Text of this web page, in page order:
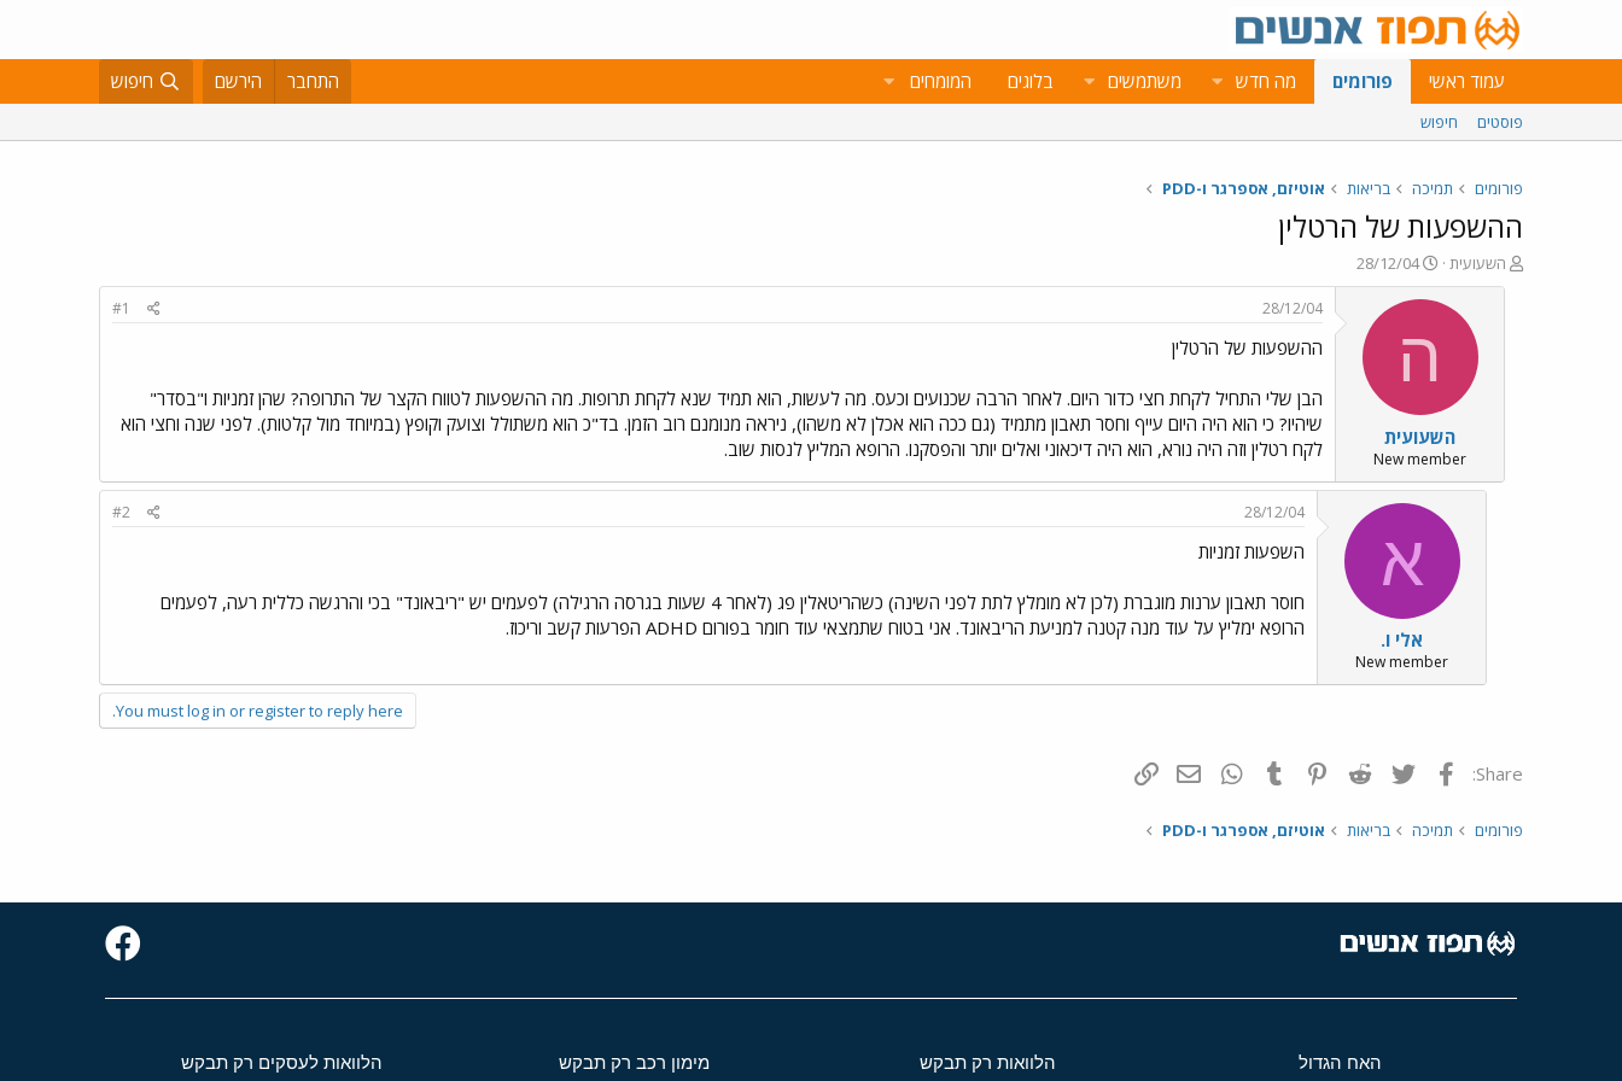
עמוד ראשי פורומים מה חדש משתמשים בלוגים המומחים התחבר הירשם חיפוש
פוסטים חיפוש
פורומים תמיכה בריאות אוטיזם, אספרגר ו-PDD
ההשפעות של הרטלין
פ
ו
השעועית
פ
ו
ר
ם
א
ר
י
ך
28/12/04
ה
השעועית
New member
28/12/04
#1
ההשפעות של הרטלין
הבן שלי התחיל לקחת חצי כדור היום. לאחר הרבה שכנועים וכעס. מה לעשות, הוא תמיד שנא לקחת תרופות. מה ההשפעות לטווח הקצר של התרופה? שהן זמניות ו"בסדר"
שיהיו? כי הוא היה היום עייף וחסר תאבון מתמיד (גם ככה הוא אכלן לא משהו), ניראה מנומנם רוב הזמן. בד"כ הוא משתולל וצועק וקופץ (במיוחד מול קלטות). לפני שנה וחצי הוא
לקח רטלין וזה היה נורא, הוא היה דיכאוני ואלים יותר והפסקנו. הרופא המליץ לנסות שוב.
א
אלי ו.
New member
28/12/04
#2
השפעות זמניות
חוסר תאבון ערנות מוגברת (לכן לא מומלץ לתת לפני השינה) כשהריטאלין פג (לאחר 4 שעות בגרסה הרגילה) לפעמים יש "ריבאונד" בכי והרגשה כללית רעה, לפעמים
הרופא ימליץ על עוד מנה קטנה למניעת הריבאונד. אני בטוח שתמצאי עוד חומר בפורום ADHD הפרעות קשב וריכוז.
You must log in or register to reply here.
Share: פייסבוק Twitter
Reddit
Pinterest
Tumblr
WhatsAppדואר אלקטרוני
פורומים תמיכה בריאות אוטיזם, אספרגר ו-PDD
האח הגדול הלוואות רק תבקש מימון רכב רק תבקש הלוואות לעסקים רק תבקש